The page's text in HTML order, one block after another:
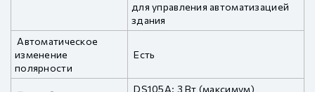
для управления автоматизацией
здания
Автоматическое
изменение
полярности
Есть
DS105A: 3 Вт (максимум)